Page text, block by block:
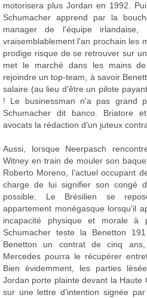
motorisera plus Jordan en 1992.
Schumacher apprend par la
manager de l'équipe
vraisemblablement l'an prochain les
prodige risque de se retrouver sur
met le marché dans les mains
rejoindre un top-team, à savoir
salaire (au lieu d'être un pilote
! Le businessman n'a pas grand
Schumacher dit banco. Briatore
avocats la rédaction d'un juteux
Aussi, lorsque Neerpasch
Witney en train de mouler son
Roberto Moreno, l'actuel occupant
charge de lui signifier son congé
possible. Le Brésilien se
appartement monégasque lorsqu'il
incapacité physique et morale
Schumacher teste la Benetton
Benetton un contrat de cinq
Mercedes pourra le récupérer
Bien évidemment, les parties
Jordan porte plainte devant la
sur une lettre d'intention signée